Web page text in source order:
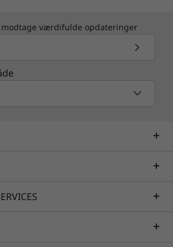
ved at fjerne
tastelyde.
værdifulde opdateringer